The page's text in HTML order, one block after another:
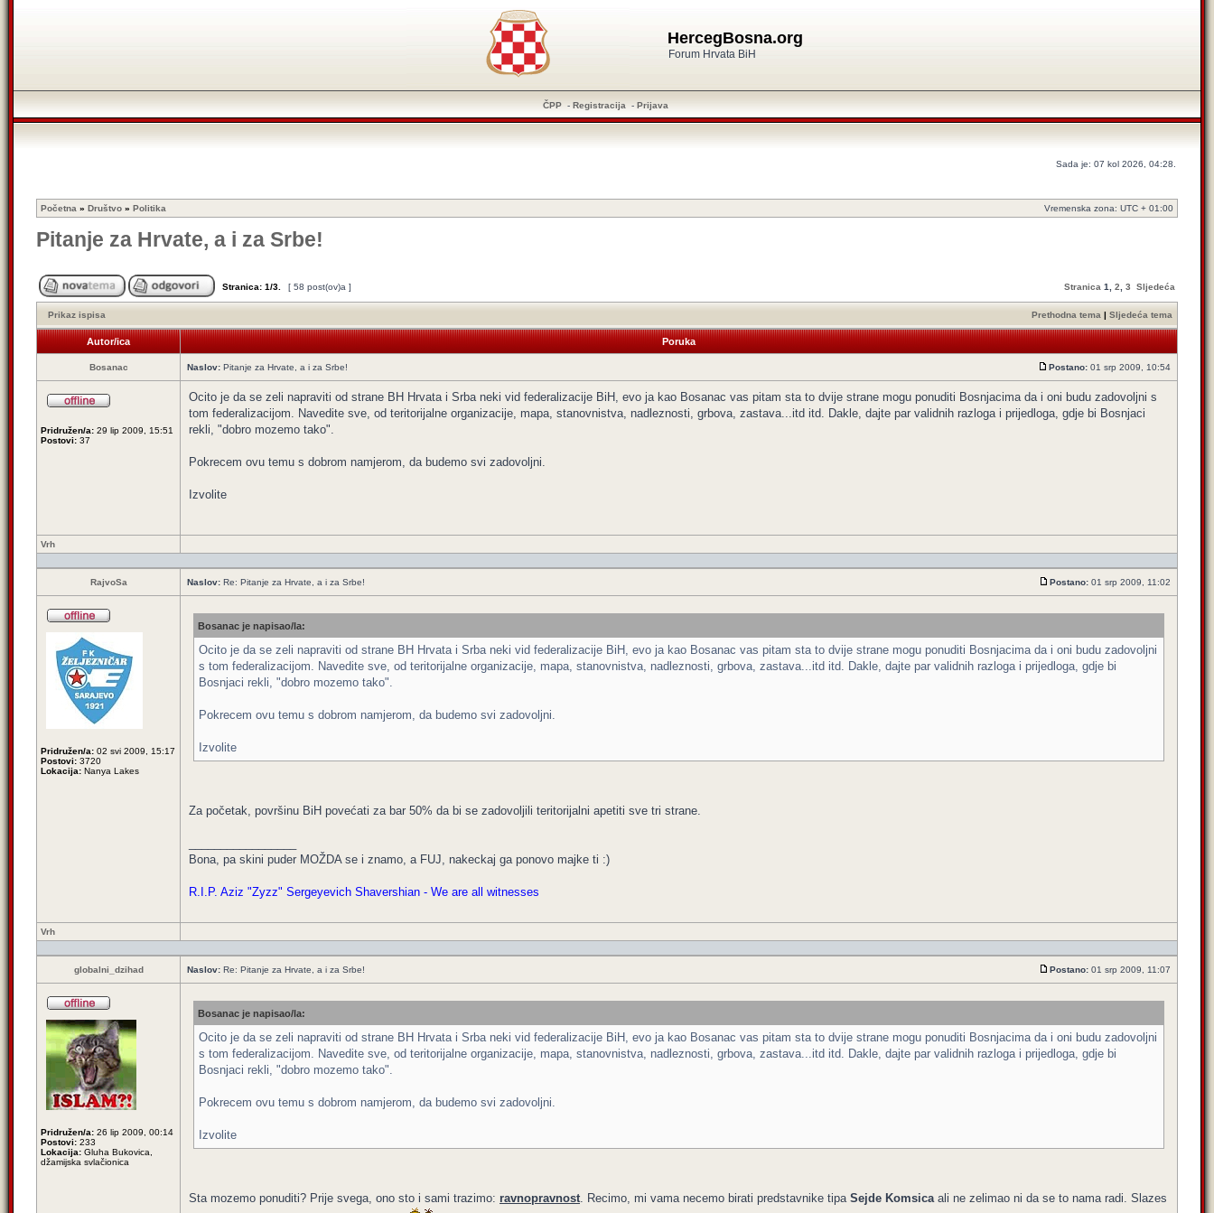
HercegBosna.org
Forum Hrvata BiH
ČPP - Registracija - Prijava
Sada je: 07 kol 2026, 04:28.
Početna » Društvo » Politika Vremenska zona: UTC + 01:00
Pitanje za Hrvate, a i za Srbe!
Stranica: 1/3 [ 58 post(ov)a ] Stranica 1 2 3 Sljedeća
Prikaz ispisa Prethodna tema | Sljedeća tema
Autor/ica Poruka
Bosanac Naslov: Pitanje za Hrvate, a i za Srbe! Postano: 01 srp 2009, 10:54
Pridružen/a: 29 lip 2009, 15:51
Postovi: 37
Ocito je da se zeli napraviti od strane BH Hrvata i Srba neki vid federalizacije BiH, evo ja kao Bosanac vas pitam sta to dvije strane mogu ponuditi Bosnjacima da i oni budu zadovoljni s
tom federalizacijom. Navedite sve, od teritorijalne organizacije, mapa, stanovnistva, nadleznosti, grbova, zastava...itd itd. Dakle, dajte par validnih razloga i prijedloga, gdje bi Bosnjaci
rekli, "dobro mozemo tako".
Pokrecem ovu temu s dobrom namjerom, da budemo svi zadovoljni.
Izvolite
Vrh
RajvoSa Naslov: Re: Pitanje za Hrvate, a i za Srbe! Postano: 01 srp 2009, 11:02
Pridružen/a: 02 svi 2009, 15:17
Postovi: 3720
Lokacija: Nanya Lakes
Bosanac je napisao/la:
Ocito je da se zeli napraviti od strane BH Hrvata i Srba neki vid federalizacije BiH, evo ja kao Bosanac vas pitam sta to dvije strane mogu ponuditi Bosnjacima da i oni budu zadovoljni
s tom federalizacijom. Navedite sve, od teritorijalne organizacije, mapa, stanovnistva, nadleznosti, grbova, zastava...itd itd. Dakle, dajte par validnih razloga i prijedloga, gdje bi
Bosnjaci rekli, "dobro mozemo tako".
Pokrecem ovu temu s dobrom namjerom, da budemo svi zadovoljni.
Izvolite
Za početak, površinu BiH povećati za bar 50% da bi se zadovoljili teritorijalni apetiti sve tri strane.
Bona, pa skini puder MOŽDA se i znamo, a FUJ, nakeckaj ga ponovo majke ti :)
R.I.P. Aziz "Zyzz" Sergeyevich Shavershian - We are all witnesses
Vrh
globalni_dzihad Naslov: Re: Pitanje za Hrvate, a i za Srbe! Postano: 01 srp 2009, 11:07
Pridružen/a: 26 lip 2009, 00:14
Postovi: 233
Lokacija: Gluha Bukovica,
džamijska svlačionica
Bosanac je napisao/la:
Ocito je da se zeli napraviti od strane BH Hrvata i Srba neki vid federalizacije BiH, evo ja kao Bosanac vas pitam sta to dvije strane mogu ponuditi Bosnjacima da i oni budu zadovoljni
s tom federalizacijom. Navedite sve, od teritorijalne organizacije, mapa, stanovnistva, nadleznosti, grbova, zastava...itd itd. Dakle, dajte par validnih razloga i prijedloga, gdje bi
Bosnjaci rekli, "dobro mozemo tako".
Pokrecem ovu temu s dobrom namjerom, da budemo svi zadovoljni.
Izvolite
Sta mozemo ponuditi? Prije svega, ono sto i sami trazimo: ravnopravnost. Recimo, mi vama necemo birati predstavnike tipa Sejde Komsicaali ne zelimao ni da se to nama radi. Slazes